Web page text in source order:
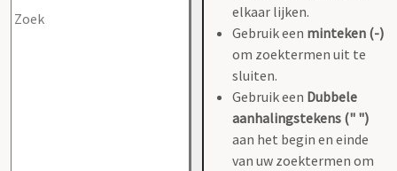
elkaar lijken.
Gebruik een minteken (-)
om zoektermen uit te
sluiten.
Gebruik een Dubbele
aanhalingstekens (" ")
aan het begin en einde
van uw zoektermen om